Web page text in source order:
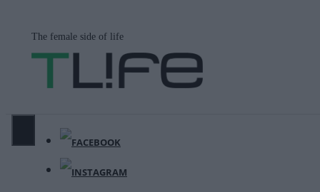
περιεχόμενο
The female side of life